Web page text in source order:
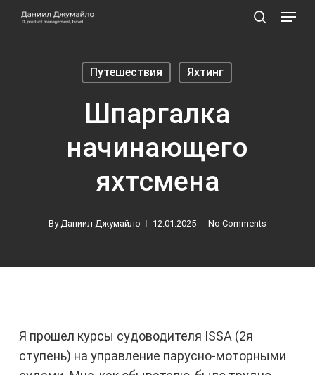
Skip
Menu
Путешествия Яхтинг
Шпаргалка
начинающего
яхтсмена
By Даниил Джумайло 12.01.2025 No Comments
Я прошел курсы судоводителя ISSA (2я
ступень) на управление парусно-моторными